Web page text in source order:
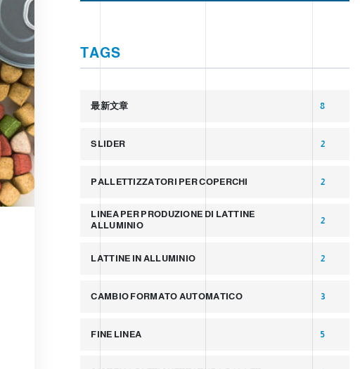
TAGS
最新文章 8
SLIDER 2
PALLETTIZZATORI PER COPERCHI 2
LINEA PER PRODUZIONE DI LATTINE
ALLUMINIO
2
LATTINE IN ALLUMINIO 2
CAMBIO FORMATO AUTOMATICO 3
FINE LINEA 5